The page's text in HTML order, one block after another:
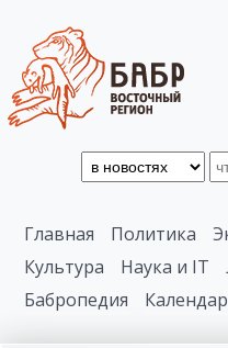
Главная Политика
Культура
Наука и IT
Бабропедия